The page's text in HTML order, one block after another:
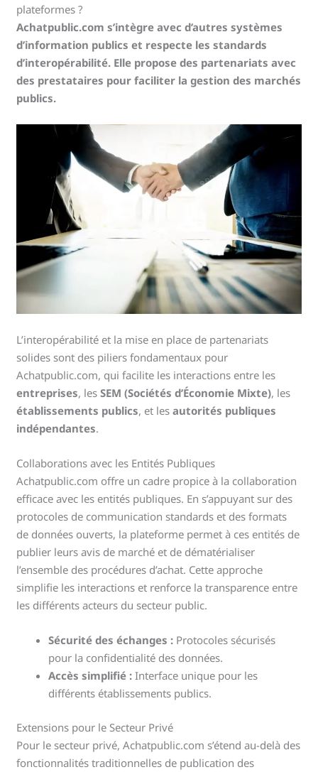
plateformes ?
Achatpublic.com s’intègre avec d’autres systèmes
d’information publics et respecte les standards
d’interopérabilité. Elle propose des partenariats avec
des prestataires pour faciliter la gestion des marchés
publics.
L’interopérabilité et la mise en place de partenariats
solides sont des piliers fondamentaux pour
Achatpublic.com, qui facilite les interactions entre les
entreprises, lesSEM (Sociétés d’Économie Mixte), les
établissements publics, et lesautorités publiques
indépendantes.
Collaborations avec les Entités Publiques
Achatpublic.com offre un cadre propice à la collaboration
efficace avec les entités publiques. En s’appuyant sur des
protocoles de communication standards et des formats
de données ouverts, la plateforme permet à ces entités de
publier leurs avis de marché et de dématérialiser
l’ensemble des procédures d’achat. Cette approche
simplifie les interactions et renforce la transparence entre
les différents acteurs du secteur public.
Sécurité des échanges : Protocoles sécurisés
pour la confidentialité des données.
Accès simplifié : Interface unique pour les
différents établissements publics.
Extensions pour le Secteur Privé
Pour le secteur privé, Achatpublic.com s’étend au-delà des
fonctionnalités traditionnelles de publication des